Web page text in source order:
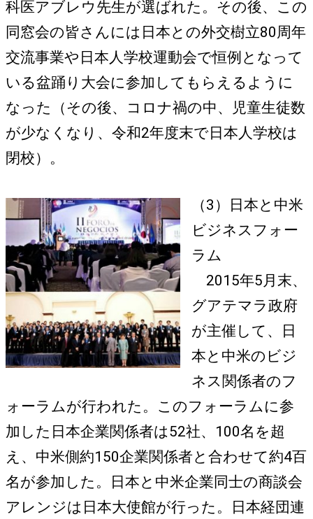
科医アブレウ先生が選ばれた。その後、この
同窓会の皆さんには日本との外交樹立80周年
交流事業や日本人学校運動会で恒例となって
いる盆踊り大会に参加してもらえるように
なった（その後、コロナ禍の中、児童生徒数
が少なくなり、令和2年度末で日本人学校は
閉校）。
（3）日本と中米
ビジネスフォー
ラム
2015年5月末、
グアテマラ政府
が主催して、日
本と中米のビジ
ネス関係者のフ
ォーラムが行われた。このフォーラムに参
加した日本企業関係者は52社、100名を超
え、中米側約150企業関係者と合わせて約4百
名が参加した。日本と中米企業同士の商談会
アレンジは日本大使館が行った。日本経団連